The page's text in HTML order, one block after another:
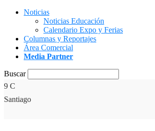
Noticias
Noticias Educación
Calendario Expo y Ferias
Columnas y Reportajes
Área Comercial
Media Partner
Buscar
9 C
Santiago